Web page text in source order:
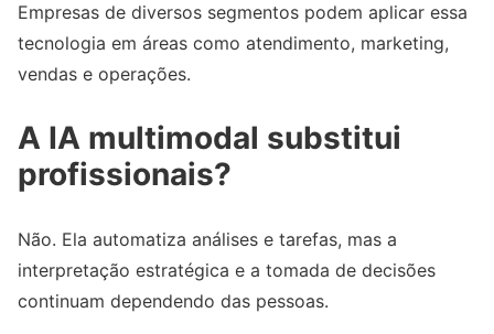
Empresas de diversos segmentos podem aplicar essa
tecnologia em áreas como atendimento, marketing,
vendas e operações.
A IA multimodal substitui
profissionais?
Não. Ela automatiza análises e tarefas, mas a
interpretação estratégica e a tomada de decisões
continuam dependendo das pessoas.